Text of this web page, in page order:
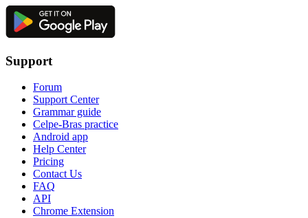
Support
Forum
Support Center
Grammar guide
Celpe-Bras practice
Android app
Help Center
Pricing
Contact Us
FAQ
API
Chrome Extension